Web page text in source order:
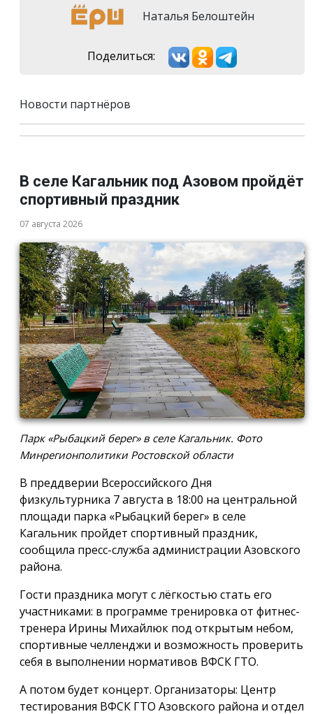
Наталья Белоштейн
Поделиться:
Новости партнёров
В селе Кагальник под Азовом пройдёт
спортивный праздник
07 августа 2026
Парк «Рыбацкий берег» в селе Кагальник. Фото
Минрегионполитики Ростовской области
В преддверии Всероссийского Дня
физкультурника 7 августа в 18:00 на центральной
площади парка «Рыбацкий берег» в селе
Кагальник пройдет спортивный праздник,
сообщила пресс-служба администрации Азовского
района.
Гости праздника могут с лёгкостью стать его
участниками: в программе тренировка от фитнес-
тренера Ирины Михайлюк под открытым небом,
спортивные челленджи и возможность проверить
себя в выполнении нормативов ВФСК ГТО.
А потом будет концерт. Организаторы: Центр
тестирования ВФСК ГТО Азовского района и отдел